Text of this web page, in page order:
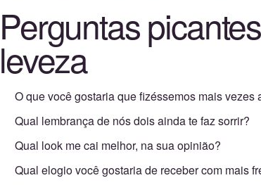
Perguntas
leveza
O que você gostaria que fizéssemos mais vezes
Qual lembrança de nós dois ainda te faz sorrir?
Qual look me cai melhor, na sua opinião?
Qual elogio você gostaria de receber com mais